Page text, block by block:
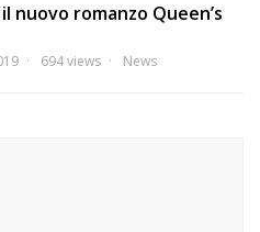
nuovo romanzo Queen’s
694 views News